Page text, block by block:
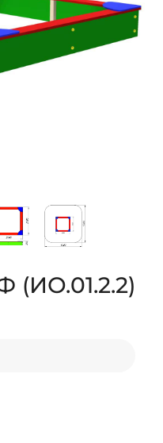
(ИО.01.2.2)